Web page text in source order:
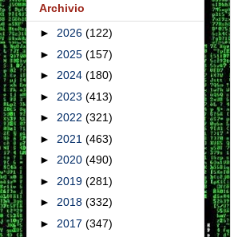
Archivio
► 2026 (122)
► 2025 (157)
► 2024 (180)
► 2023 (413)
► 2022 (321)
► 2021 (463)
► 2020 (490)
► 2019 (281)
► 2018 (332)
► 2017 (347)